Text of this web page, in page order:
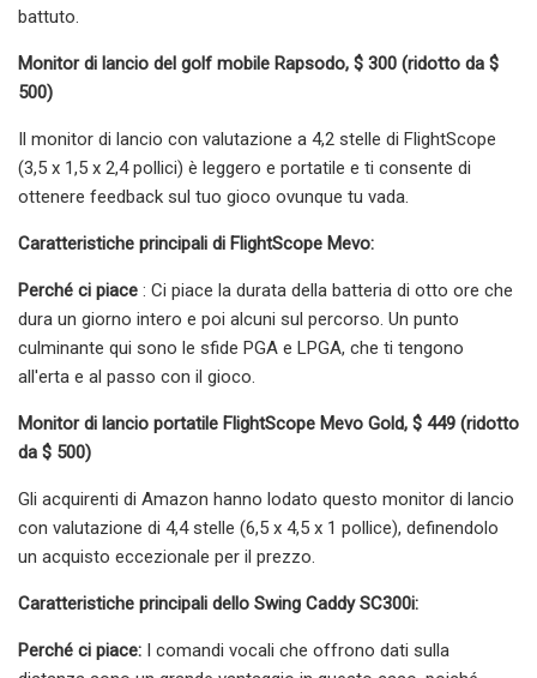
battuto.
Monitor di lancio del golf mobile Rapsodo, $ 300 (ridotto da $
500)
Il monitor di lancio con valutazione a 4,2 stelle di FlightScope
(3,5 x 1,5 x 2,4 pollici) è leggero e portatile e ti consente di
ottenere feedback sul tuo gioco ovunque tu vada.
Caratteristiche principali di FlightScope Mevo:
Perché ci piace : Ci piace la durata della batteria di otto ore che
dura un giorno intero e poi alcuni sul percorso. Un punto
culminante qui sono le sfide PGA e LPGA, che ti tengono
all'erta e al passo con il gioco.
Monitor di lancio portatile FlightScope Mevo Gold, $ 449 (ridotto
da $ 500)
Gli acquirenti di Amazon hanno lodato questo monitor di lancio
con valutazione di 4,4 stelle (6,5 x 4,5 x 1 pollice), definendolo
un acquisto eccezionale per il prezzo.
Caratteristiche principali dello Swing Caddy SC300i:
Perché ci piace: I comandi vocali che offrono dati sulla